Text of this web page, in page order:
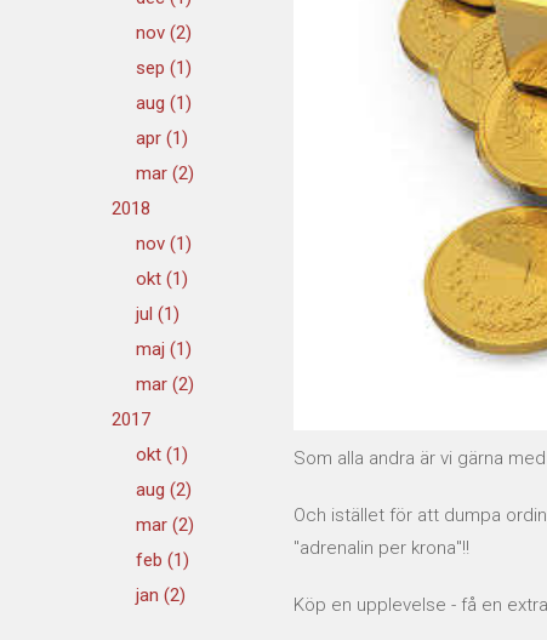
nov (2)
sep (1)
aug (1)
apr (1)
mar (2)
2018
nov (1)
okt (1)
jul (1)
maj (1)
mar (2)
2017
okt (1)
aug (2)
mar (2)
feb (1)
jan (2)
Som alla andra är vi gärna
Och istället för att dumpa
"adrenalin per krona"!!
Köp en upplevelse - få en